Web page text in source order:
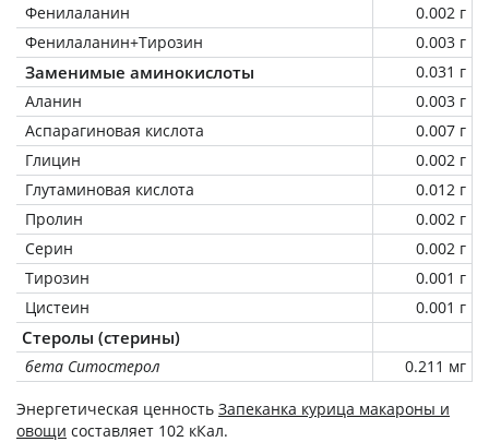
Фенилаланин
0.002 г
Фенилаланин+Тирозин
0.003 г
Заменимые аминокислоты
0.031 г
Аланин
0.003 г
Аспарагиновая кислота
0.007 г
Глицин
0.002 г
Глутаминовая кислота
0.012 г
Пролин
0.002 г
Серин
0.002 г
Тирозин
0.001 г
Цистеин
0.001 г
Стеролы (стерины)
бета Ситостерол 0.211 мг
Энергетическая ценность Запеканка курица макароны и
овощи составляет 102 кКал.